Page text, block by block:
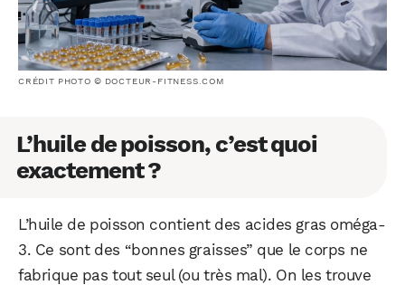
CRÉDIT PHOTO © DOCTEUR-FITNESS.COM
L’huile de poisson, c’est quoi
exactement ?
L’huile de poisson contient des acides gras oméga-
3. Ce sont des “bonnes graisses” que le corps ne
fabrique pas tout seul (ou très mal). On les trouve